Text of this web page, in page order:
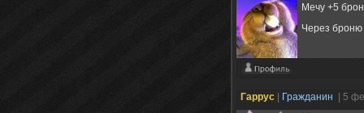
Мечу +5
Через броню
Гаррус Гражданин
| 5